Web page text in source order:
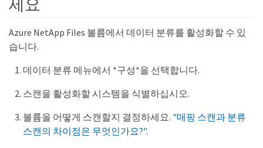
세요
Azure NetApp Files 볼륨에서 데이터 분류를 활성화할 수 있
습니다.
데이터 분류 메뉴에서 *구성*을 선택합니다.
스캔을 활성화할 시스템을 식별하십시오.
볼륨을 어떻게 스캔할지 결정하세요. "매핑 스캔과 분류
스캔의 차이점은 무엇인가요?".